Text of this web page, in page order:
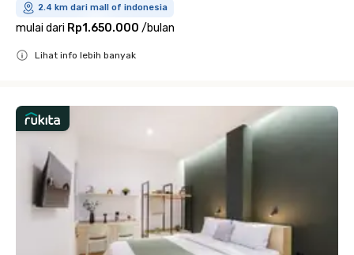
2.4 km dari mall of indonesia
mulai dari Rp1.650.000 /bulan
Lihat info lebih banyak